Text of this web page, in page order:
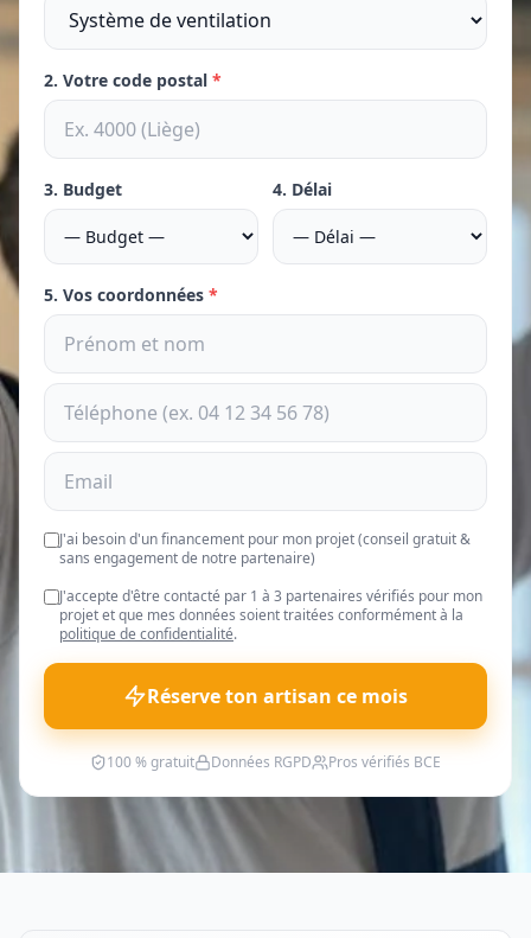
2. Votre code postal *
3. Budget 4. Délai
5. Vos coordonnées *
J'ai besoin d'un financement pour mon projet (conseil gratuit &
sans engagement de notre partenaire)
J'accepte d'être contacté par 1 à 3 partenaires vérifiés pour mon
projet et que mes données soient traitées conformément à la
politique de confidentialité.
Réserve ton artisan ce mois
100 % gratuit Données RGPD Pros vérifiés BCE